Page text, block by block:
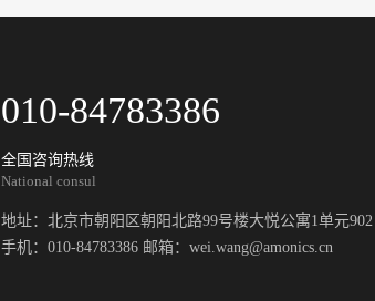
010-84783386
全国咨询热线
National consul
地址：北京市朝阳区朝阳北路99号楼大悦公寓1单元902
手机：010-84783386 邮箱：wei.wang@amonics.cn